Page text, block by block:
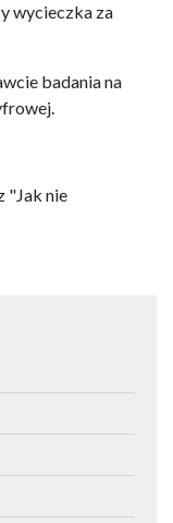
wycieczka za
badania na
"Jak nie